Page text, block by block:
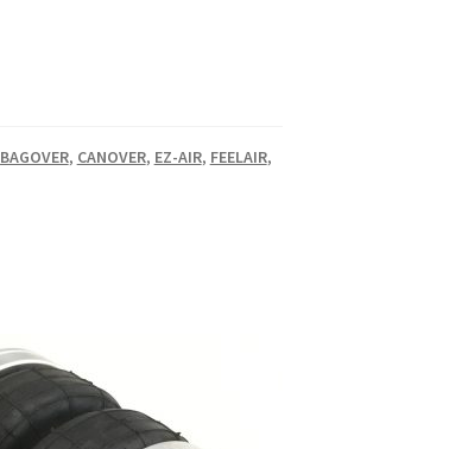
BAGOVER, CANOVER, EZ-AIR, FEELAIR,